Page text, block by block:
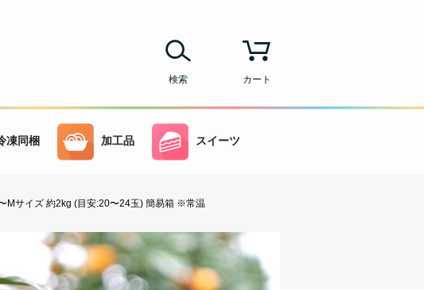
カート
検索
凍同梱 加工品 スイーツ
Mサイズ 約2kg (目安:20〜24玉) 簡易箱 ※常温